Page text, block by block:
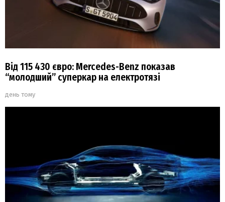
Від 115 430 євро: Mercedes-Benz показав
“молодший” суперкар на електротязі
день тому